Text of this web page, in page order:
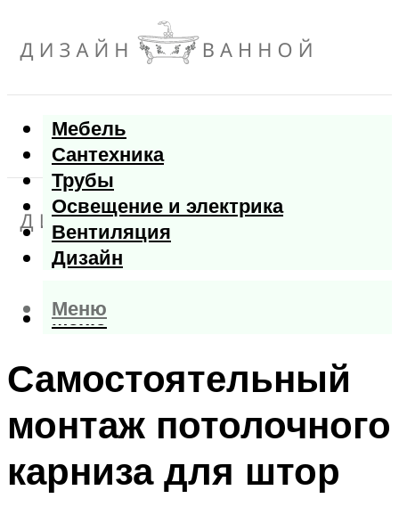
Мебель
Сантехника
Трубы
Освещение и электрика
Вентиляция
Дизайн
Меню
Меню
Самостоятельный
монтаж потолочного
карниза для штор